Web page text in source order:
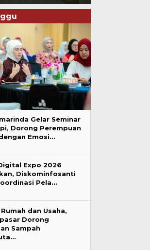
Gelar Seminar
Dorong Perempuan
Emosi…
Expo 2026
Diskominfosanti
Pela…
dan Usaha,
Dorong
Sampah